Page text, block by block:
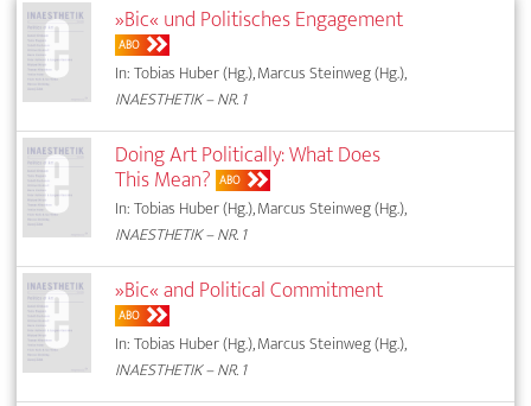
»Bic« und Politisches Engagement
ABO
In: Tobias Huber (Hg.), Marcus Steinweg (Hg.),
INAESTHETIK – NR. 1
Doing Art Politically: What Does
This Mean? ABO
In: Tobias Huber (Hg.), Marcus Steinweg (Hg.),
INAESTHETIK – NR. 1
»Bic« and Political Commitment
ABO
In: Tobias Huber (Hg.), Marcus Steinweg (Hg.),
INAESTHETIK – NR. 1